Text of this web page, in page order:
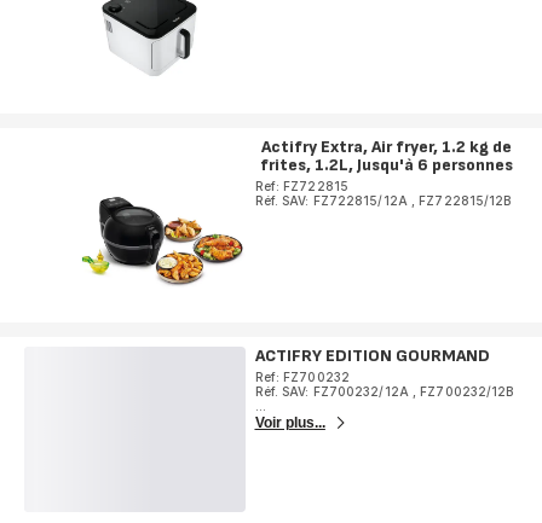
Actifry Extra, Air fryer, 1.2 kg de
frites, 1.2L, Jusqu'à 6 personnes
Ref: FZ722815
Réf. SAV: FZ722815/12A
,FZ722815/12B
ACTIFRY EDITION GOURMAND
Ref: FZ700232
Réf. SAV: FZ700232/12A
,FZ700232/12B
Voir plus...